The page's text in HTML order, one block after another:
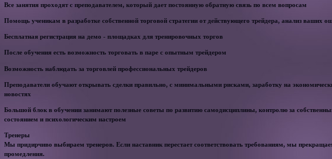
Все занятия проходят с преподавателем, который дает постоянную обратную связь по всем вопросам
Помощь ученикам в разработке собственной торговой стратегии от действующего трейдера, анализ ваших
Бесплатная регистрация на демо - площадках для тренировочных торгов
После обучения есть возможность торговать в паре с опытным трейдером
Возможность наблюдать за торговлей профессиональных трейдеров
Преподаватели обучают открывать сделки правильно, с минимальными рисками, заработку на
новостях
Большой блок в обучении занимают полезные советы по развитию самодисциплины, контролю за
состоянием и психологическим настроем
Тренеры
Мы придирчиво выбираем тренеров. Если наставник перестает соответствовать требованиям, мы
промедления.